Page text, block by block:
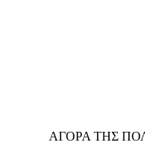
ΑΓΟΡΑ ΤΗΣ